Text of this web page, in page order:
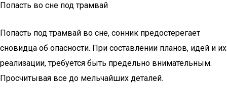
Попасть во сне под трамвай
Попасть под трамвай во сне, сонник предостерегает
сновидца об опасности. При составлении планов, идей и их
реализации, требуется быть предельно внимательным.
Просчитывая все до мельчайших деталей.